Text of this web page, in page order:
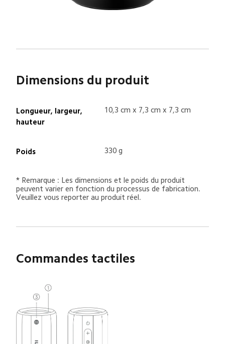
Dimensions du produit
Longueur, largeur,
hauteur
10,3 cm x 7,3 cm x 7,3 cm
Poids 330 g
* Remarque : Les dimensions et le poids du produit
peuvent varier en fonction du processus de fabrication.
Veuillez vous reporter au produit réel.
Commandes tactiles